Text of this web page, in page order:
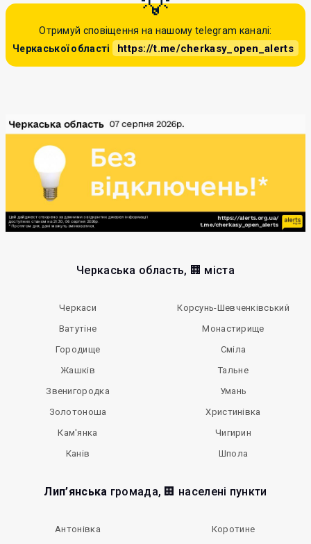
Отримуй сповіщення на нашому telegram каналі:
Черкаської області
https://t.me/cherkasy_open_alerts
Черкаська область, 🏢 міста
Черкаси
Ватутіне
Городище
Жашків
Звенигородка
Золотоноша
Кам'янка
Канів
Корсунь-Шевченківський
Монастирище
Сміла
Тальне
Умань
Христинівка
Чигирин
Шпола
Лип’янська громада, 🏢 населені пункти
Антонівка
Коротине